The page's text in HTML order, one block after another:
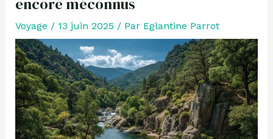
Voyage / 13 juin 2025 / Par Eglantine Parrot